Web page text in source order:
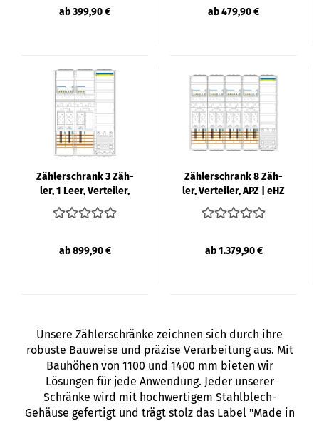
ab 399,90 € ab 479,90 €
Zäh­ler­schrank 3 Zäh­
ler, 1 Leer, Ver­tei­ler,
APZ | eHZ | F-​TRO­NIC...
ab 899,90 €
Zäh­ler­schrank 8 Zäh­
ler, Ver­tei­ler, APZ | eHZ
| F-​TRO­NIC
ab 1.379,90 €
Unsere Zählerschränke zeichnen sich durch ihre
robuste Bauweise und präzise Verarbeitung aus. Mit
Bauhöhen von 1100 und 1400 mm bieten wir
Lösungen für jede Anwendung. Jeder unserer
Schränke wird mit hochwertigem Stahlblech-
Gehäuse gefertigt und trägt stolz das Label "Made in